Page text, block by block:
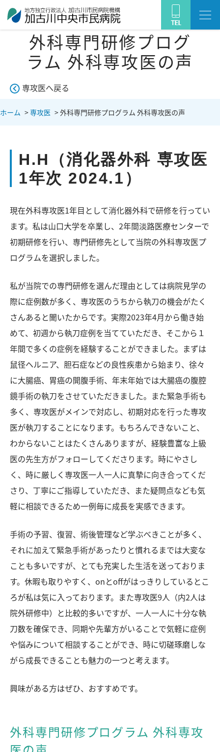
外科専門研修プログ
ラム 外科専攻医の声
専攻医へ戻る
ホーム >専攻医 >外科専門研修プログラム 外科専攻医の声
H.H（消化器外科 専攻医
1年次 2024.1）
現在外科専攻医1年目として消化器外科で研修を行ってい
ます。私は山口大学を卒業し、2年間淡路医療センターで
初期研修を行い、専門研修先として当院の外科専攻医プ
ログラムを選択しました。
私が当院での専門研修を選んだ理由としては病院見学の
際に症例数が多く、専攻医のうちから執刀の機会がたく
さんあると聞いたからです。実際2023年4月から働き始
めて、初週から執刀症例を当てていただき、そこから１
年間で多くの症例を経験することができました。まずは
鼠径ヘルニア、胆石症などの良性疾患から始まり、徐々
に大腸癌、胃癌の開腹手術、年末年始では大腸癌の腹腔
鏡手術の執刀をさせていただきました。また緊急手術も
多く、専攻医がメインで対応し、初期対応を行った専攻
医が執刀することになります。もちろんできないこと、
わからないことはたくさんありますが、経験豊富な上級
医の先生方がフォローしてくださります。時にやさし
く、時に厳しく専攻医一人一人に真摯に向き合ってくだ
さり、丁寧にご指導していただき、また疑問点なども気
軽に相談できるため一例毎に成長を実感できます。
手術の予習、復習、術後管理など学ぶべきことが多く、
それに加えて緊急手術があったりと慣れるまでは大変な
ことも多いですが、とても充実した生活を送っておりま
す。休暇も取りやすく、onとoffがはっきりしているとこ
ろが私は気に入っております。また専攻医9人（内2人は
院外研修中）と比較的多いですが、一人一人に十分な執
刀数を確保でき、同期や先輩方がいることで気軽に症例
や悩みについて相談することができ、時に切磋琢磨しな
がら成長できることも魅力の一つと考えます。
興味がある方はぜひ、おすすめです。
外科専門研修プログラム 外科専攻